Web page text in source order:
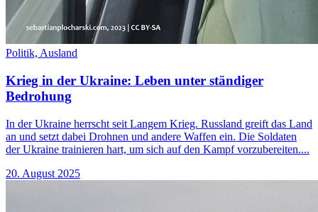
Politik, Ausland
Krieg in der Ukraine: Leben unter ständiger
Bedrohung
In der Ukraine herrscht seit Langem Krieg. Russland greift das Land
an und setzt dabei Drohnen und andere Waffen ein. Die Soldaten
der Ukraine trainieren hart, um sich auf den Kampf vorzubereiten....
20. August 2025